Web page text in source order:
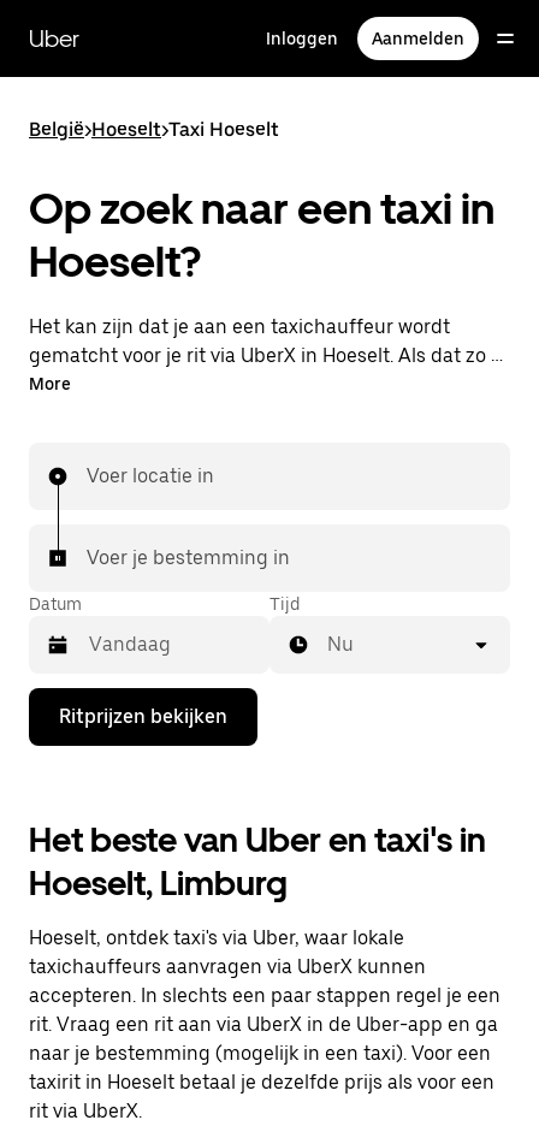
naar
hoofdinhoud
Uber Inloggen Aanmelden
België>Hoeselt>Taxi Hoeselt
Op zoek naar een taxi in
Hoeselt?
Het kan zijn dat je aan een taxichauffeur wordt
gematcht voor je rit via UberX in Hoeselt. Als dat zo is,
profiteer je van dezelfde 24/7 beschikbaarheid en
More
Voer locatie in
Voer je bestemming in
Datum
Druk
de
de
agenda
te
openen
een
datum
selecteren.
Druk
op
Escape
om
de
Tijd
Nu
Ritprijzen bekijken
Het beste van Uber en taxi's in
Hoeselt, Limburg
Hoeselt, ontdek taxi's via Uber, waar lokale
taxichauffeurs aanvragen via UberX kunnen
accepteren. In slechts een paar stappen regel je een
rit. Vraag een rit aan via UberX in de Uber-app en ga
naar je bestemming (mogelijk in een taxi). Voor een
taxirit in Hoeselt betaal je dezelfde prijs als voor een
rit via UberX.